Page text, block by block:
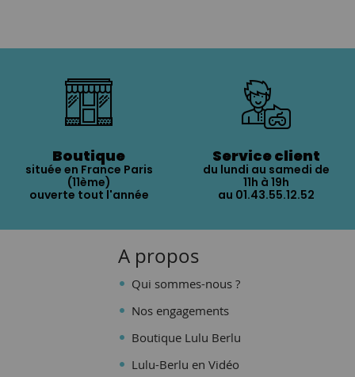
Boutique
située en France Paris
(11ème)
ouverte tout l'année
Service client
du lundi au samedi de
11h à 19h
au 01.43.55.12.52
A propos
Qui sommes-nous ?
Nos engagements
Boutique Lulu Berlu
Lulu-Berlu en Vidéo